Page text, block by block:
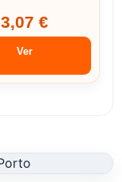
3,07 €
Ver